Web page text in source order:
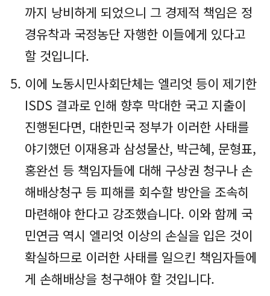
까지 낭비하게 되었으니 그 경제적 책임은 정
경유착과 국정농단 자행한 이들에게 있다고
할 것입니다.
이에 노동시민사회단체는 엘리엇 등이 제기한
ISDS 결과로 인해 향후 막대한 국고 지출이
진행된다면, 대한민국 정부가 이러한 사태를
야기했던 이재용과 삼성물산, 박근혜, 문형표,
홍완선 등 책임자들에 대해 구상권 청구나 손
해배상청구 등 피해를 회수할 방안을 조속히
마련해야 한다고 강조했습니다. 이와 함께 국
민연금 역시 엘리엇 이상의 손실을 입은 것이
확실하므로 이러한 사태를 일으킨 책임자들에
게 손해배상을 청구해야 할 것입니다.